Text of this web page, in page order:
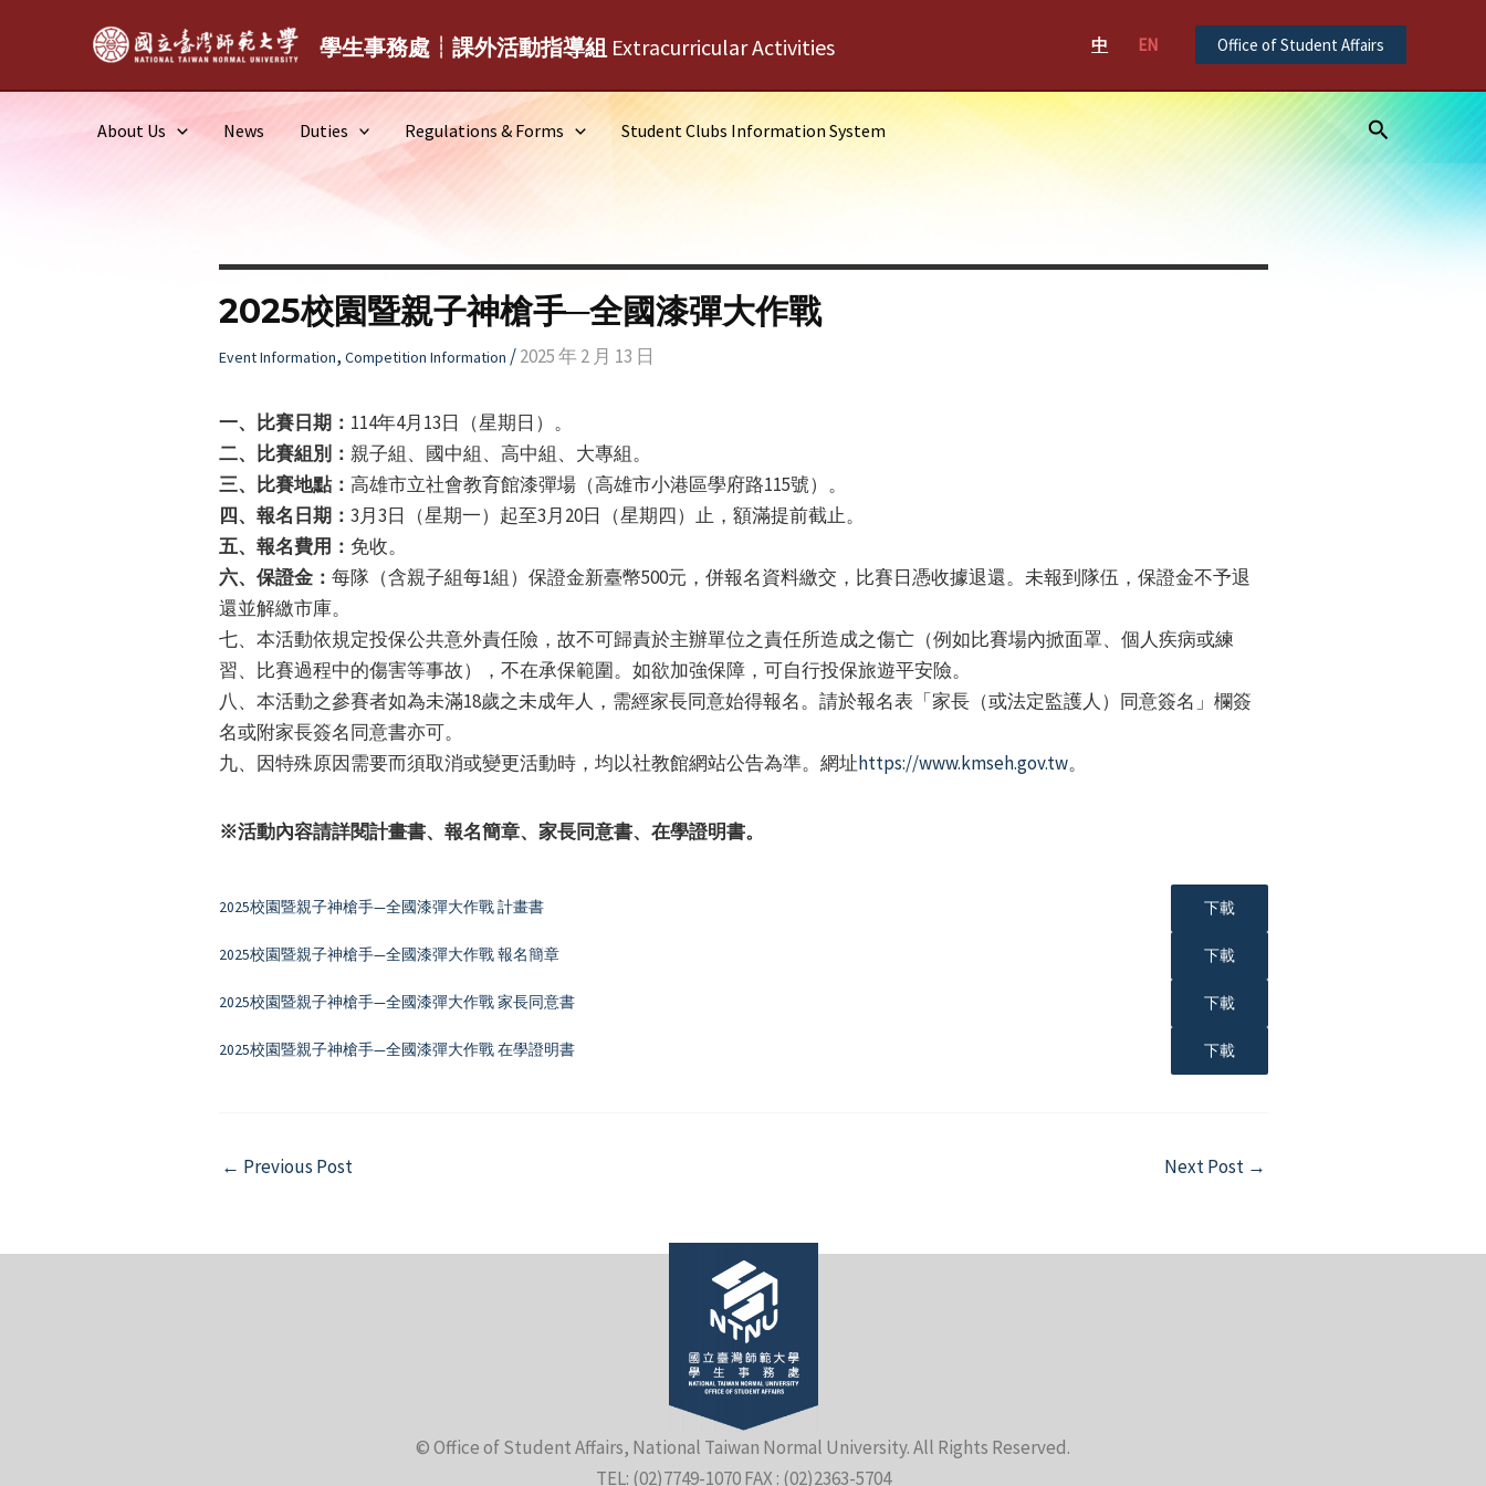
學生事務處┆課外活動指導組 Extracurricular Activities 中 EN Office of Student Affairs
About Us News Duties Regulations & Forms Student Clubs Information System Search
2025校園暨親子神槍手─全國漆彈大作戰
Event Information, Competition Information /2025 年 2 月 13 日
一、比賽日期： 114年4月13日（星期日）。
二、比賽組別： 親子組、國中組、高中組、大專組。
三、比賽地點： 高雄市立社會教育館漆彈場（高雄市小港區學府路115號）。
四、報名日期： 3月3日（星期一）起至3月20日（星期四）止，額滿提前截止。
五、報名費用： 免收。
六、保證金： 每隊（含親子組每1組）保證金新臺幣500元，併報名資料繳交，比賽日憑收據退還。未報到隊伍，保證金不予退
還並解繳市庫。
七、本活動依規定投保公共意外責任險，故不可歸責於主辦單位之責任所造成之傷亡（例如比賽場內掀面罩、個人疾病或練
習、比賽過程中的傷害等事故），不在承保範圍。如欲加強保障，可自行投保旅遊平安險。
八、本活動之參賽者如為未滿18歲之未成年人，需經家長同意始得報名。請於報名表「家長（或法定監護人）同意簽名」欄簽
名或附家長簽名同意書亦可。
九、因特殊原因需要而須取消或變更活動時，均以社教館網站公告為準。網址https://www.kmseh.gov.tw。
※活動內容請詳閱計畫書、報名簡章、家長同意書、在學證明書。
2025校園暨親子神槍手—全國漆彈大作戰 計畫書 下載
2025校園暨親子神槍手—全國漆彈大作戰 報名簡章 下載
2025校園暨親子神槍手—全國漆彈大作戰 家長同意書 下載
2025校園暨親子神槍手—全國漆彈大作戰 在學證明書 下載
Post
← Previous Post Next Post →
© Office of Student Affairs, National Taiwan Normal University. All Rights Reserved.
TEL: (02)7749-1070 FAX : (02)2363-5704